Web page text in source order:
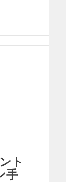
ト
手